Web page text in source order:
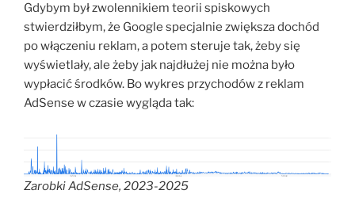
Gdybym był zwolennikiem teorii spiskowych
stwierdziłbym, że Google specjalnie zwiększa dochód
po włączeniu reklam, a potem steruje tak, żeby się
wyświetlały, ale żeby jak najdłużej nie można było
wypłacić środków. Bo wykres przychodów z reklam
AdSense w czasie wygląda tak:
Zarobki AdSense, 2023-2025